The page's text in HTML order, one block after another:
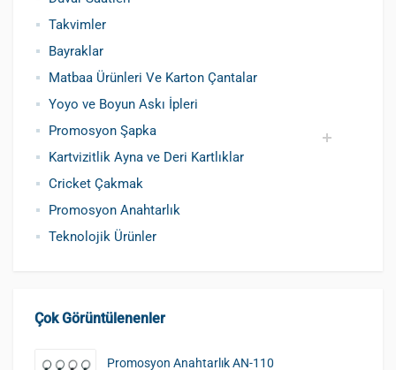
Takvimler
Bayraklar
Matbaa Ürünleri Ve Karton Çantalar
Yoyo ve Boyun Askı İpleri
Promosyon Şapka
Pamuklu Şapka
Polyester Şapka
Baskılı Şapka Toptan
Kartvizitlik Ayna ve Deri Kartlıklar
Cricket Çakmak
Promosyon Anahtarlık
Teknolojik Ürünler
Çok Görüntülenenler
Promosyon Anahtarlık AN-110